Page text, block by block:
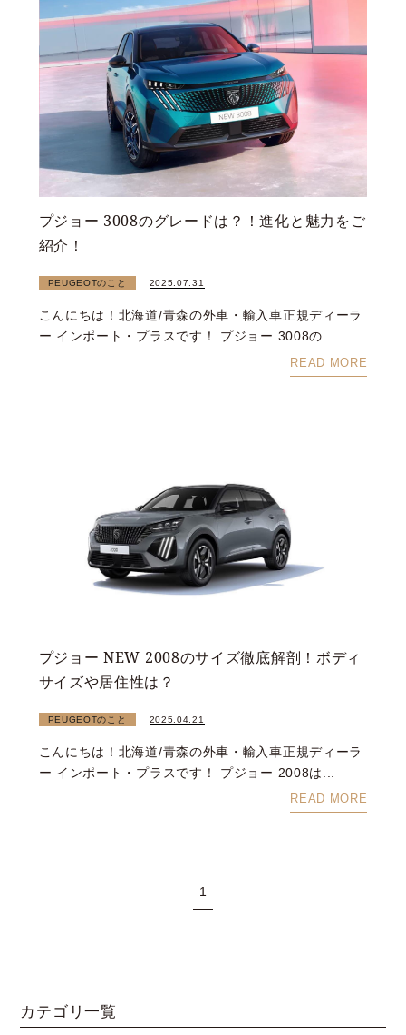
プジョー 3008のグレードは？！進化と魅力をご
紹介！
PEUGEOTのこと 2025.07.31
こんにちは！北海道/青森の外車・輸入車正規ディーラ
ー インポート・プラスです！ プジョー 3008の...
READ MORE
プジョー NEW 2008のサイズ徹底解剖！ボディ
サイズや居住性は？
PEUGEOTのこと 2025.04.21
こんにちは！北海道/青森の外車・輸入車正規ディーラ
ー インポート・プラスです！ プジョー 2008は...
READ MORE
1
カテゴリ一覧